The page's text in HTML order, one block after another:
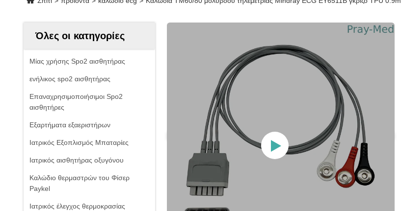
Όλες οι κατηγορίες
Μίας χρήσης Spo2 αισθητήρας
ενήλικος spo2 αισθητήρας
Επαναχρησιμοποιήσιμοι Spo2
αισθητήρες
Εξαρτήματα εξαεριστήρων
Ιατρικός Εξοπλισμός Μπαταρίες
Ιατρικός αισθητήρας οξυγόνου
Καλώδιο θερμαστρών του Φίσερ
Paykel
Ιατρικός έλεγχος θερμοκρασίας